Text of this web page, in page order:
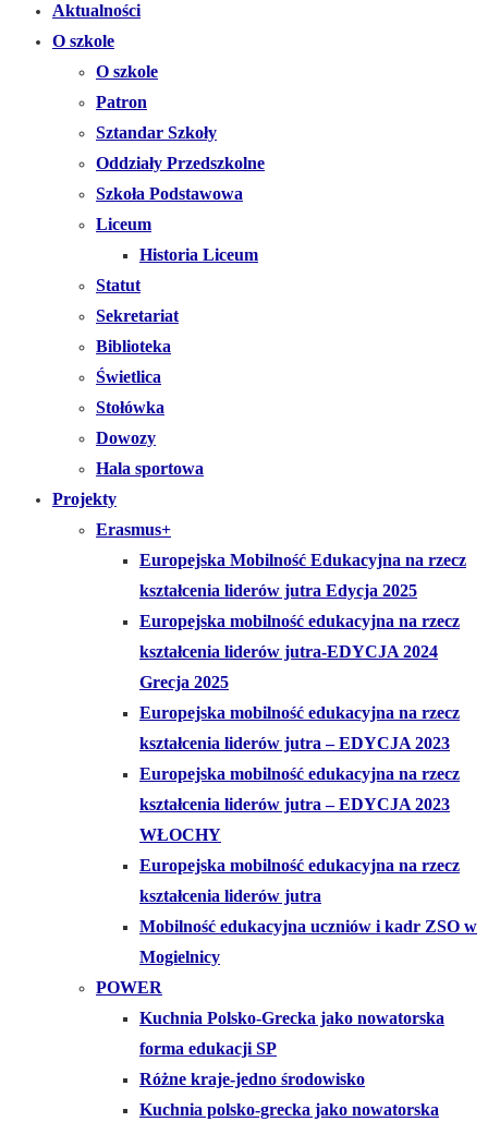
Aktualności
O szkole
O szkole
Patron
Sztandar Szkoły
Oddziały Przedszkolne
Szkoła Podstawowa
Liceum
Historia Liceum
Statut
Sekretariat
Biblioteka
Świetlica
Stołówka
Dowozy
Hala sportowa
Projekty
Erasmus+
Europejska Mobilność Edukacyjna na rzecz
kształcenia liderów jutra Edycja 2025
Europejska mobilność edukacyjna na rzecz
kształcenia liderów jutra-EDYCJA 2024
Grecja 2025
Europejska mobilność edukacyjna na rzecz
kształcenia liderów jutra – EDYCJA 2023
Europejska mobilność edukacyjna na rzecz
kształcenia liderów jutra – EDYCJA 2023
WŁOCHY
Europejska mobilność edukacyjna na rzecz
kształcenia liderów jutra
Mobilność edukacyjna uczniów i kadr ZSO w
Mogielnicy
POWER
Kuchnia Polsko-Grecka jako nowatorska
forma edukacji SP
Różne kraje-jedno środowisko
Kuchnia polsko-grecka jako nowatorska